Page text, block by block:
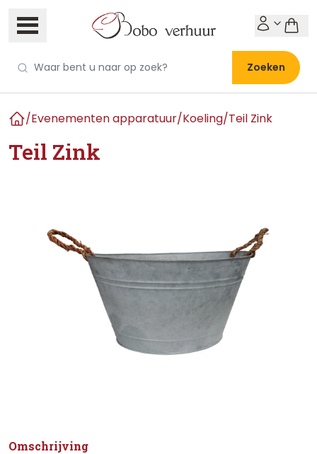
Zoeken
/Evenementen apparatuur/Koeling/Teil Zink
Teil Zink
Omschrijving